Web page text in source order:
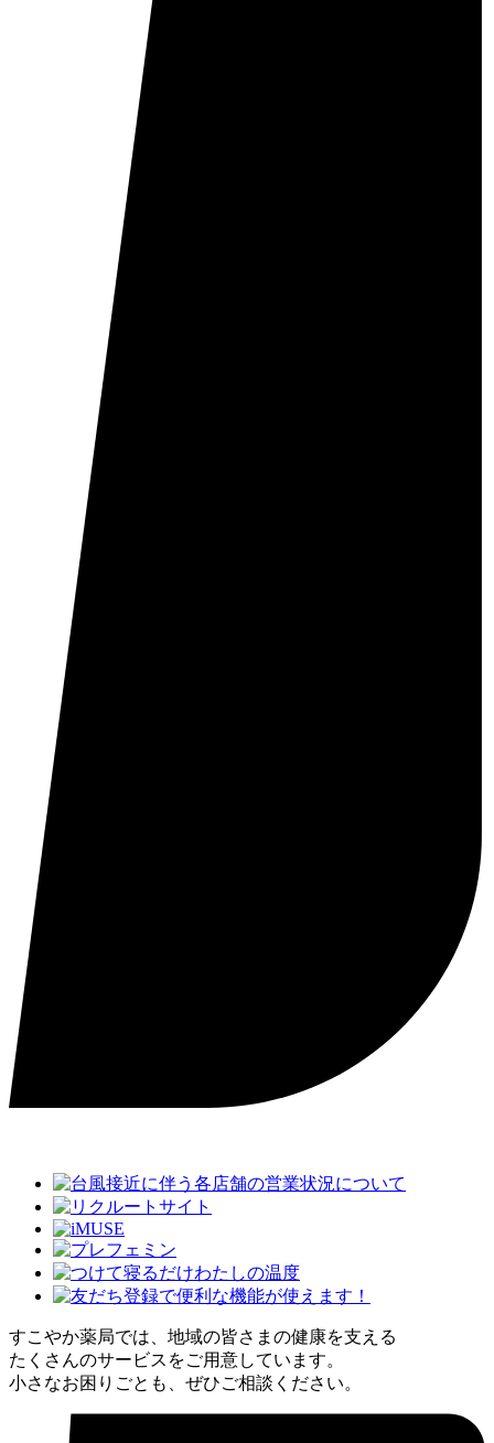
すこやか薬局では、地域の皆さまの健康を支える
たくさんのサービスをご用意しています。
小さなお困りごとも、ぜひご相談ください。